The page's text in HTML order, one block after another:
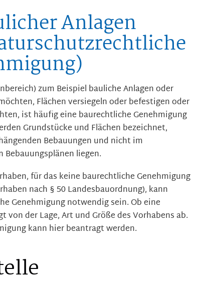
Anlagen
zum Beispiel bauliche Anlagen oder
Flächen versiegeln oder befestigen oder
ist häufig eine baurechtliche Genehmigung
Grundstücke und Flächen bezeichnet,
Bebauungen und nicht im
liegen.
für das keine baurechtliche Genehmigung
nach § 50 Landesbauordnung), kann
Genehmigung notwendig sein. Ob eine
der Lage, Art und Größe des Vorhabens ab.
kann hier beantragt werden.